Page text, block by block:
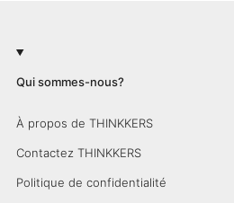
Qui sommes-nous?
À propos de THINKKERS
Contactez THINKKERS
Politique de confidentialité